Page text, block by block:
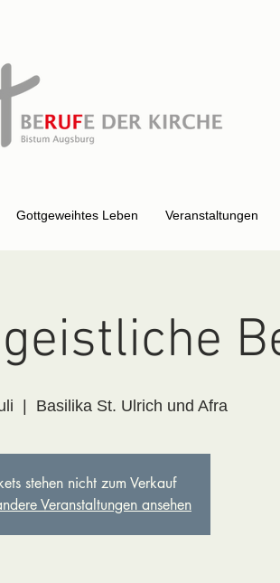
Gottgeweihtes Leben Veranstaltungen
Basilika St. Ulrich und Afra
stehen nicht zum Verkauf
Veranstaltungen ansehen